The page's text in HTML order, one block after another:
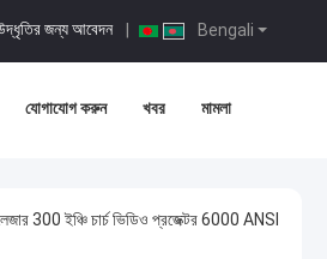
Bengali
জন্য আবেদন
যোগাযোগ করুন খবর মামলা
300 ইঞ্চি চার্চ ভিডিও প্রজেক্টর 6000 ANSI